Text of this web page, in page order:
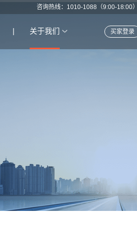
咨询热线：1010-1088（9:00-18:00）
| 关于我们 买家登录